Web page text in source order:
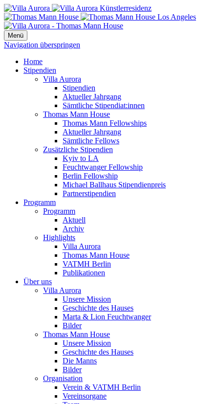
Menü
Navigation überspringen
Home
Stipendien
Villa Aurora
Stipendien
Aktueller Jahrgang
Sämtliche Stipendiat:innen
Thomas Mann House
Thomas Mann Fellowships
Aktueller Jahrgang
Sämtliche Fellows
Zusätzliche Stipendien
Kyiv to LA
Feuchtwanger Fellowship
Berlin Fellowship
Michael Ballhaus Stipendienpreis
Partnerstipendien
Programm
Programm
Aktuell
Archiv
Highlights
Villa Aurora
Thomas Mann House
VATMH Berlin
Publikationen
Über uns
Villa Aurora
Unsere Mission
Geschichte des Hauses
Marta & Lion Feuchtwanger
Bilder
Thomas Mann House
Unsere Mission
Geschichte des Hauses
Die Manns
Bilder
Organisation
Verein & VATMH Berlin
Vereinsorgane